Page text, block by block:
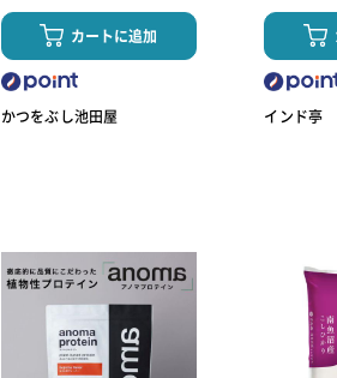
カートに追加
かつをぶし池田屋 インド亭